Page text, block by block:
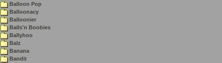
Balloon Pop
Balloonacy
Balloonier
Balls'n Boobies
Ballyhoo
Balz
Banana
Bandit